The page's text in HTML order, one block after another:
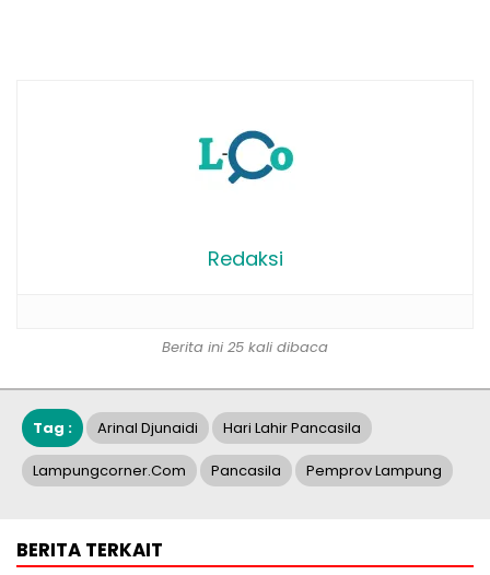
Redaksi
Berita ini 25 kali dibaca
Tag : Arinal Djunaidi Hari Lahir Pancasila
Lampungcorner.com Pancasila Pemprov Lampung
BERITA TERKAIT